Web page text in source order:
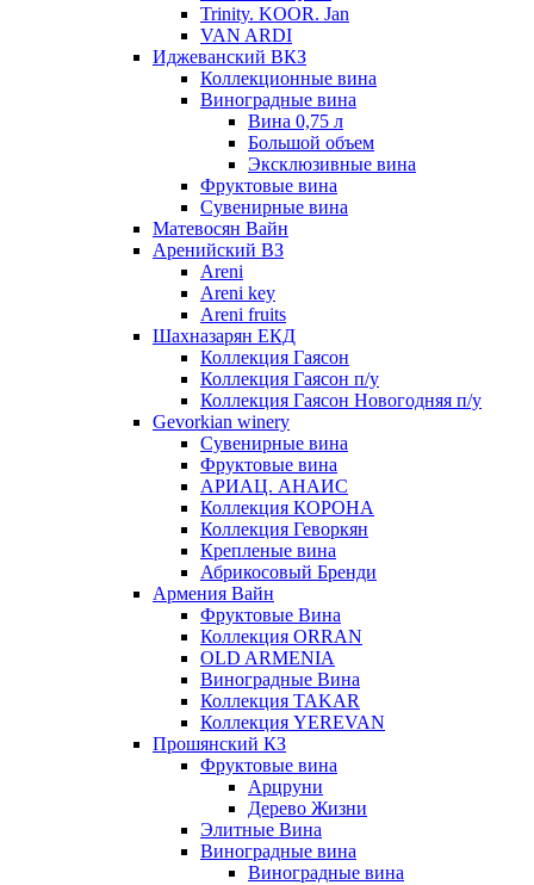
Trinity. KOOR. Jan
VAN ARDI
Иджеванский ВКЗ
Коллекционные вина
Виноградные вина
Вина 0,75 л
Большой объем
Эксклюзивные вина
Фруктовые вина
Cувенирные вина
Матевосян Вайн
Аренийский ВЗ
Areni
Areni key
Areni fruits
Шахназарян ЕКД
Коллекция Гаясон
Коллекция Гаясон п/у
Коллекция Гаясон Новогодняя п/у
Gevorkian winery
Сувенирные вина
Фруктовые вина
АРИАЦ. АНАИС
Коллекция КОРОНА
Коллекция Геворкян
Крепленые вина
Абрикосовый Бренди
Армения Вайн
Фруктовые Вина
Коллекция ORRAN
OLD ARMENIA
Виноградные Вина
Коллекция TAKAR
Коллекция YEREVAN
Прошянский КЗ
Фруктовые вина
Арцруни
Дерево Жизни
Элитные Вина
Виноградные вина
Виноградные вина